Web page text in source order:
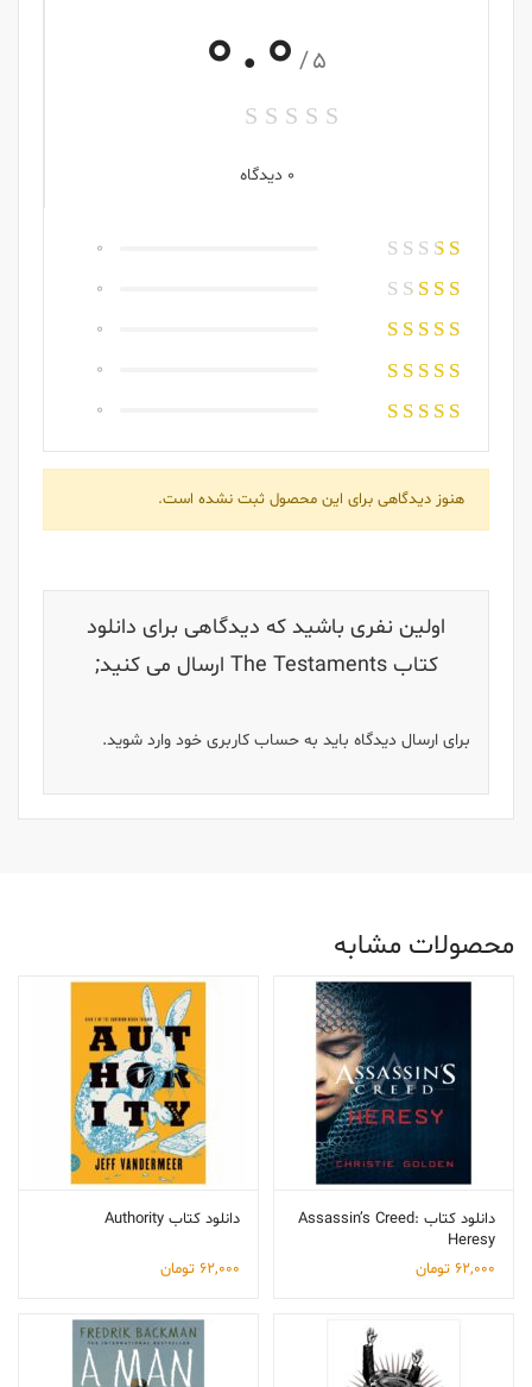
0.0 /5
0 دیدگاه
0
0
0
0
0
هنوز دیدگاهی برای این محصول ثبت نشده است.
اولین نفری باشید که دیدگاهی برای دانلود
کتاب The Testaments ارسال می کنید;
برای ارسال دیدگاه باید به حساب کاربری خود وارد شوید.
محصولات مشابه
دانلود کتاب Assassin’s Creed:
Heresy
62,000 تومان
دانلود کتاب Authority
62,000 تومان